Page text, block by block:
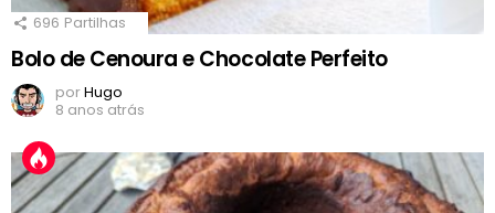
696 Partilhas
Bolo de Cenoura e Chocolate Perfeito
porHugo
8 anos atrás